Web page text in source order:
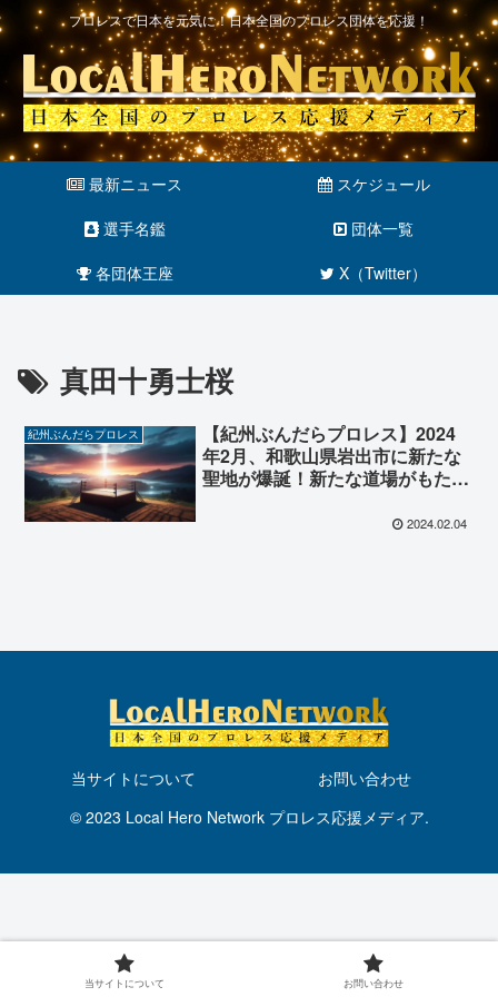
プロレスで日本を元気に！日本全国のプロレス団体を応援！
最新ニュース
スケジュール
選手名鑑
団体一覧
各団体王座
X（Twitter）
真田十勇士桜
紀州ぶんだらプロレス
【紀州ぶんだらプロレス】2024
年2月、和歌山県岩出市に新たな
聖地が爆誕！新たな道場がもたら
2024.02.04
当サイトについて
お問い合わせ
© 2023 Local Hero Network プロレス応援メディア.
当サイトについて お問い合わせ